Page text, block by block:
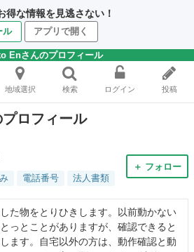
得な情報を見逃さない！
ル アプリで開く
Enさんのプロフィール
地域選択 検索 ログイン 投稿
ロフィール
電話番号 法人書類
＋ フォロー
た物をとりひきします。以前動かない
っとことがありますが、確認できると
ます。自宅以外の方は、動作確認と動